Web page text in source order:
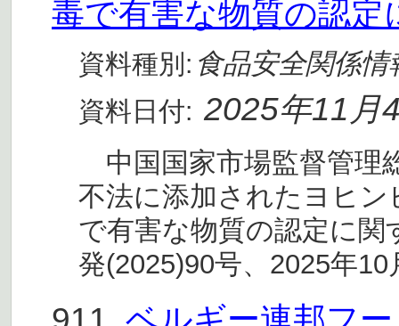
毒で有害な物質の認定
資料種別: 食品安全関係情
資料日付: 2025年11月
中国国家市場監督管理
不法に添加されたヨヒ
で有害な物質の認定に関
発(2025)90号、2025年10